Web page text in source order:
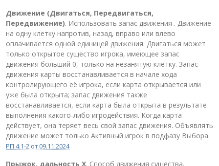
Движение (Двигаться, Передвигаться,
Передвижение). Использовать запас движения . Движение
на одну клетку напротив, назад, вправо или влево
оплачивается одной единицей движения. Двигаться может
только открытое существо игрока, имеющее запас
движения больший 0, только на незанятую клетку. Запас
движения карты восстанавливается в начале хода
контролирующего её игрока, если карта открывается или
уже была открыта; запас движения также
восстанавливается, если карта была открыта в результате
выполнения какого-либо игродействия. Когда карта
действует, она теряет весь свой запас движения. Объявлять
движение может только Активный игрок в подфазу Выбора.
РП 4.1-2 от 09.11.2024
Прыжок, дальность X. Способ движения существа.